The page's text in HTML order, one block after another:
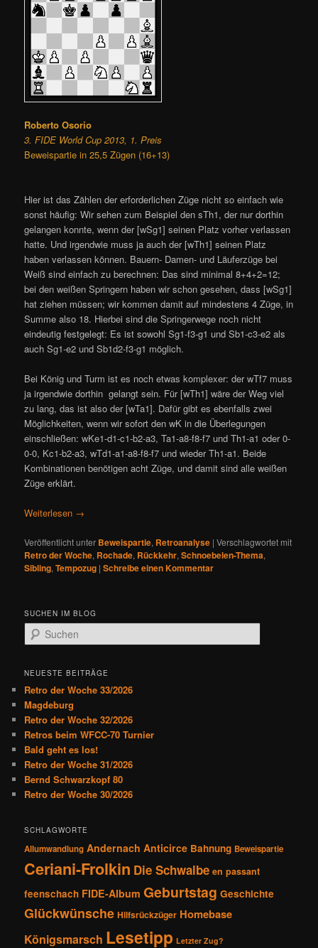
Roberto Osorio
3. FIDE World Cup 2013, 1. Preis
Beweispartie in 25,5 Zügen (16+13)
Hier ist das Zählen der erforderlichen Züge nicht so einfach wie
sonst häufig: Wir sehen zum Beispiel den sTh1, der nur dorthin
gelangen konnte, wenn der [wSg1] seinen Platz vorher verlassen
hatte. Und irgendwie muss ja auch der [wTh1] seinen Platz
haben verlassen können. Bauern- Damen- und Läuferzüge bei
Weiß sind einfach zu berechnen: Das sind minimal 8+4+2=12;
bei den weißen Springern haben wir schon gesehen, dass [wSg1]
hat ziehen müssen; wir kommen damit auf mindestens 4 Züge, in
Summe also 18. Hierbei sind die Springerwege noch nicht
eindeutig festgelegt: Es ist sowohl Sg1-f3-g1 und Sb1-c3-e2 als
auch Sg1-e2 und Sb1d2-f3-g1 möglich.
Bei König und Turm ist es noch etwas komplexer: der wTf7 muss
ja irgendwie dorthin gelangt sein. Für [wTh1] wäre der Weg viel
zu lang, das ist also der [wTa1]. Dafür gibt es ebenfalls zwei
Möglichkeiten, wenn wir sofort den wK in die Überlegungen
einschließen: wKe1-d1-c1-b2-a3, Ta1-a8-f8-f7 und Th1-a1 oder 0-
0-0, Kc1-b2-a3, wTd1-a1-a8-f8-f7 und wieder Th1-a1. Beide
Kombinationen benötigen acht Züge, und damit sind alle weißen
Züge erklärt.
Weiterlesen →
Veröffentlicht unter Beweispartie, Retroanalyse |Verschlagwortet mit
Retro der Woche, Rochade, Rückkehr,Schnoebelen-Thema,
Sibling,Tempozug |Schreibe einen Kommentar
SUCHEN IM BLOG
u
h
n
NEUESTE BEITRÄGE
Retro der Woche 33/2026
Magdeburg
Retro der Woche 32/2026
Retros beim WFCC-70 Turnier
Bald geht es los!
Retro der Woche 31/2026
Bernd Schwarzkopf 80
Retro der Woche 30/2026
SCHLAGWORTE
Allumwandlung Andernach Anticirce Bahnung Beweispartie
Ceriani-Frolkin Die Schwalbe en passant
feenschach FIDE-Album Geburtstag Geschichte
Glückwünsche Hilfsrückzüger Homebase
Königsmarsch Lesetipp Letzter Zug?